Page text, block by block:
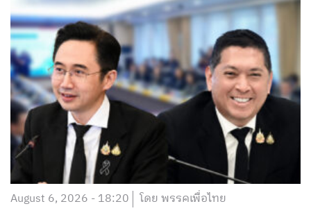
August 6, 2026 - 18:20 โดย พรรคเพื่อไทย